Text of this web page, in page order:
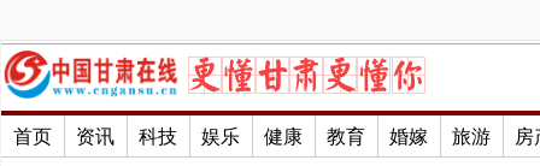
首页 资讯 科技 娱乐 健康 教育 婚嫁 旅游 房